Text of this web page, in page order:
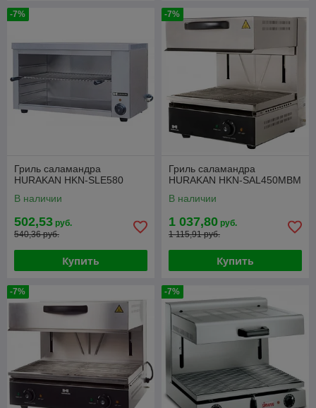
-7%
Гриль саламандра
HURAKAN HKN-SLE580
В наличии
502,53 руб.
540,36 руб.
Купить
-7%
Гриль саламандра
HURAKAN HKN-SAL450MBM
В наличии
1 037,80 руб.
1 115,91 руб.
Купить
-7% -7%